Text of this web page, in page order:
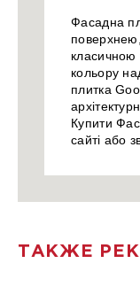
Фасадна
класичною
кольору
плитка
Купити
сайті або
ТАКЖЕ